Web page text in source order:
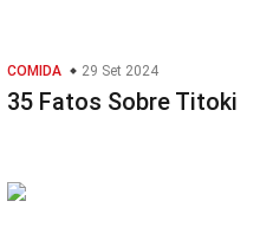
COMIDA 29 Set 2024
35 Fatos Sobre Titoki